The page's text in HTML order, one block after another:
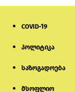
COVID-19
პოლიტიკა
საზოგადოება
მსოფლიო